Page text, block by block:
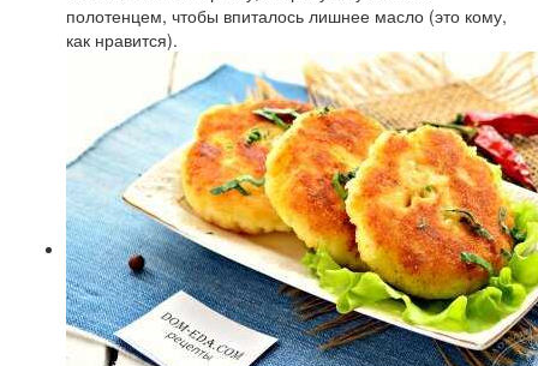
полотенцем, чтобы впиталось лишнее масло (это кому,
как нравится).